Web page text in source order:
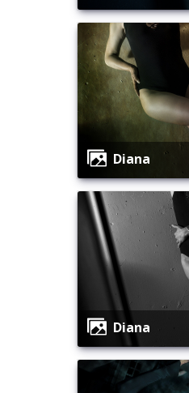
Diana
Diana